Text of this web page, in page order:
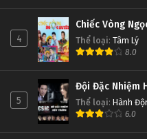
4
Chiếc Vòng
Thể loại: Tâm Lý
8.0
5
Đội Đặc Nhiệm
Thể loại: Hành
6.0